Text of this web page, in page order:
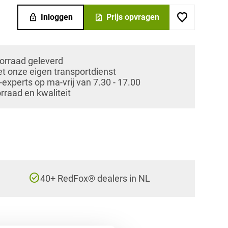
lock Inloggen request_quote Prijs opvragen
geleverd
onze eigen transportdienst
op ma-vrij van 7.30 - 17.00
en kwaliteit
check_circle40+ RedFox® dealers in NL